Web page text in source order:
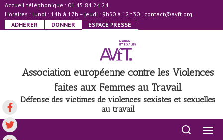
Accueil téléphonique : 01 45 84 24 24
Horaires : lundi : 14h à 17h – jeudi : 9h30 à 12h30 | contact@avft.org
ADHÉRER
DONNER ESPACE PRESSE
Association européenne contre les Violences
faites aux Femmes au Travail
Défense des victimes de violences sexistes et sexuelles
au travail